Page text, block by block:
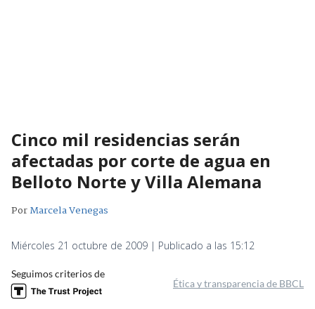
Cinco mil residencias serán
afectadas por corte de agua en
Belloto Norte y Villa Alemana
PorMarcela Venegas
Miércoles 21 octubre de 2009 | Publicado a las 15:12
Seguimos criterios de
Ética y transparencia de BBCL